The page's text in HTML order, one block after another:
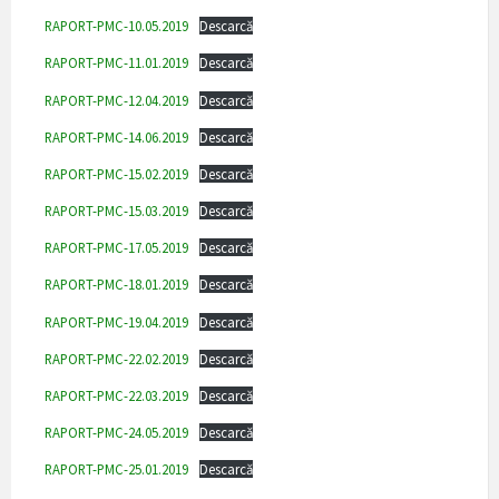
RAPORT-PMC-10.05.2019 Descarcă
RAPORT-PMC-11.01.2019 Descarcă
RAPORT-PMC-12.04.2019 Descarcă
RAPORT-PMC-14.06.2019 Descarcă
RAPORT-PMC-15.02.2019 Descarcă
RAPORT-PMC-15.03.2019 Descarcă
RAPORT-PMC-17.05.2019 Descarcă
RAPORT-PMC-18.01.2019 Descarcă
RAPORT-PMC-19.04.2019 Descarcă
RAPORT-PMC-22.02.2019 Descarcă
RAPORT-PMC-22.03.2019 Descarcă
RAPORT-PMC-24.05.2019 Descarcă
RAPORT-PMC-25.01.2019 Descarcă